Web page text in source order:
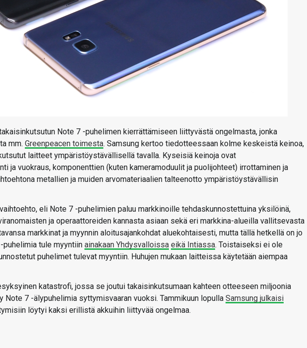
Note 7 -puhelimen kierrättämiseen liittyvästä ongelmasta, jonka
mm. Greenpeacen toimesta. Samsung kertoo tiedotteessaan kolme keskeistä keinoa,
laitteet ympäristöystävällisellä tavalla. Kyseisiä keinoja ovat
ja vuokraus, komponenttien (kuten kameramoduulit ja puolijohteet) irrottaminen ja
metallien ja muiden arvomateriaalien talteenotto ympäristöystävällisin
eli Note 7 -puhelimien paluu markkinoille tehdaskunnostettuina yksilöinä,
ja operaattoreiden kannasta asiaan sekä eri markkina-alueilla vallitsevasta
markkinat ja myynnin aloitusajankohdat aluekohtaisesti, mutta tällä hetkellä on jo
tule myyntiin ainakaan Yhdysvalloissa eikä Intiassa. Toistaiseksi ei ole
puhelimet tulevat myyntiin. Huhujen mukaan laitteissa käytetään aiempaa
katastrofi, jossa se joutui takaisinkutsumaan kahteen otteeseen miljoonia
Note 7 -älypuhelimia syttymisvaaran vuoksi. Tammikuun lopulla Samsung julkaisi
löytyi kaksi erillistä akkuihin liittyvää ongelmaa.